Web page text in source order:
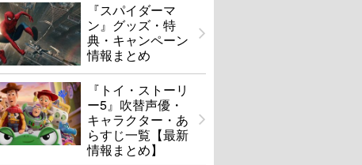
『スパイダーマ
ン』グッズ・特
典・キャンペーン
情報まとめ
『トイ・ストーリ
ー5』吹替声優・
キャラクター・あ
らすじ一覧【最新
情報まとめ】